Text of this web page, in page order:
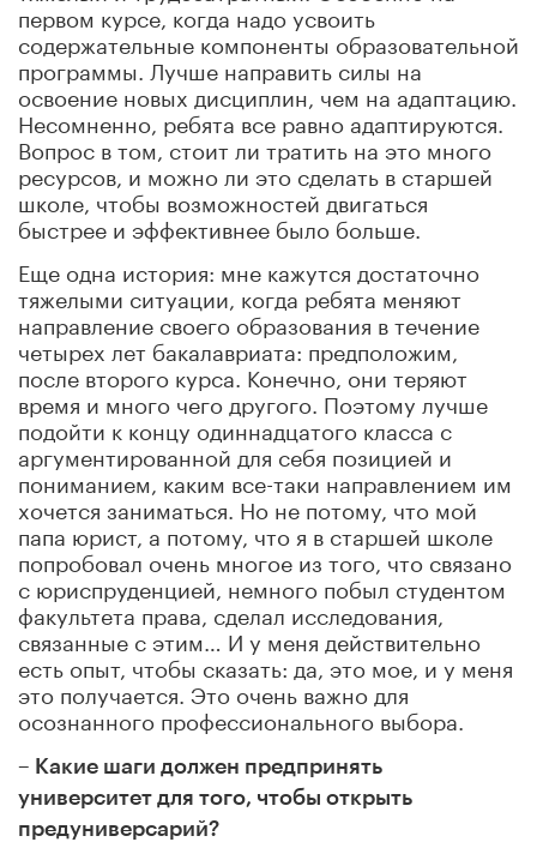
первом курсе, когда надо усвоить
содержательные компоненты образовательной
программы. Лучше направить силы на
освоение новых дисциплин, чем на адаптацию.
Несомненно, ребята все равно адаптируются.
Вопрос в том, стоит ли тратить на это много
ресурсов, и можно ли это сделать в старшей
школе, чтобы возможностей двигаться
быстрее и эффективнее было больше.
Еще одна история: мне кажутся достаточно
тяжелыми ситуации, когда ребята меняют
направление своего образования в течение
четырех лет бакалавриата: предположим,
после второго курса. Конечно, они теряют
время и много чего другого. Поэтому лучше
подойти к концу одиннадцатого класса с
аргументированной для себя позицией и
пониманием, каким все-таки направлением им
хочется заниматься. Но не потому, что мой
папа юрист, а потому, что я в старшей школе
попробовал очень многое из того, что связано
с юриспруденцией, немного побыл студентом
факультета права, сделал исследования,
связанные с этим… И у меня действительно
есть опыт, чтобы сказать: да, это мое, и у меня
это получается. Это очень важно для
осознанного профессионального выбора.
– Какие шаги должен предпринять
университет для того, чтобы открыть
предуниверсарий?